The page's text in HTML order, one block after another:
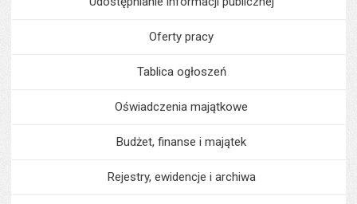
Oferty pracy
Tablica ogłoszeń
Oświadczenia majątkowe
Budżet, finanse i majątek
Rejestry, ewidencje i archiwa